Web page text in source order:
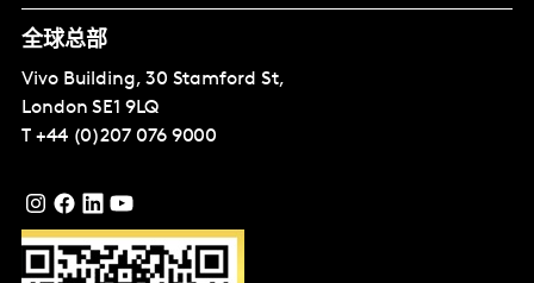
全球总部
Vivo Building, 30 Stamford St,
London SE1 9LQ
T +44 (0)207 076 9000